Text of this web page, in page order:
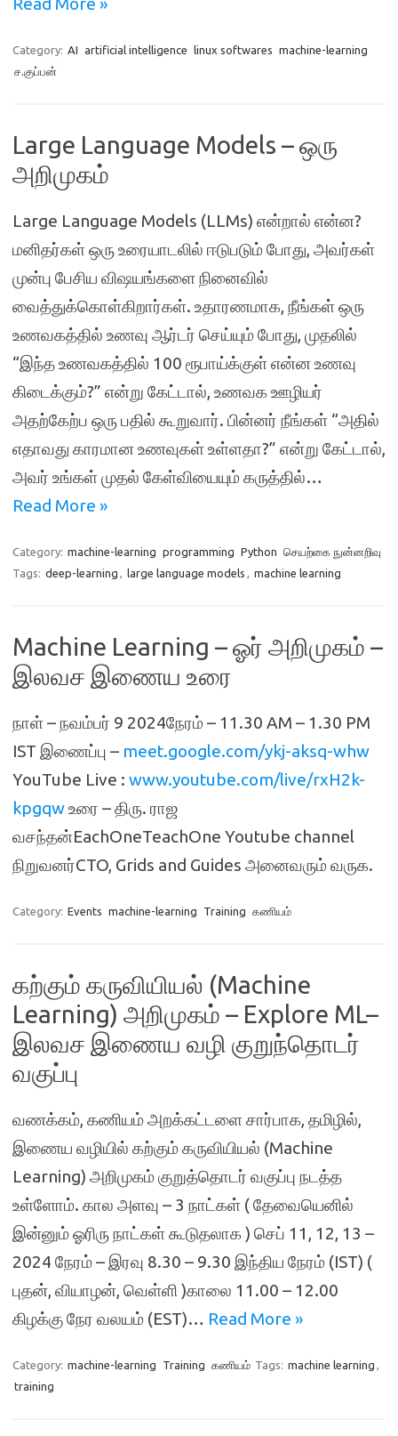
Category: AI artificial intelligence linux softwares machine-learning
ச.குப்பன்
Large Language Models – ஒரு
அறிமுகம்
Large Language Models (LLMs) என்றால் என்ன?
மனிதர்கள் ஒரு உரையாடலில் ஈடுபடும் போது, அவர்கள்
முன்பு பேசிய விஷயங்களை நினைவில்
வைத்துக்கொள்கிறார்கள். உதாரணமாக, நீங்கள் ஒரு
உணவகத்தில் உணவு ஆர்டர் செய்யும் போது, முதலில்
“இந்த உணவகத்தில் 100 ரூபாய்க்குள் என்ன உணவு
கிடைக்கும்?” என்று கேட்டால், உணவக ஊழியர்
அதற்கேற்ப ஒரு பதில் கூறுவார். பின்னர் நீங்கள் “அதில்
எதாவது காரமான உணவுகள் உள்ளதா?” என்று கேட்டால்,
அவர் உங்கள் முதல் கேள்வியையும் கருத்தில்…
Read More »
Category: machine-learning programming Python செயற்கை நுன்னறிவு
Tags: deep-learning , large language models , machine learning
Machine Learning – ஓர் அறிமுகம் –
இலவச இணைய உரை
நாள் – நவம்பர் 9 2024நேரம் – 11.30 AM – 1.30 PM
IST இணைப்பு – meet.google.com/ykj-aksq-whw
YouTube Live : www.youtube.com/live/rxH2k-
kpgqwஉரை – திரு. ராஜ
வசந்தன்EachOneTeachOne Youtube channel
நிறுவனர்CTO, Grids and Guides அனைவரும் வருக.
Category: Events machine-learning Training கணியம்
கற்கும் கருவியியல் (Machine
Learning) அறிமுகம் – Explore ML–
இலவச இணைய வழி குறுந்தொடர்
வகுப்பு
வணக்கம், கணியம் அறக்கட்டளை சார்பாக, தமிழில்,
இணைய வழியில் கற்கும் கருவியியல் (Machine
Learning) அறிமுகம் குறுத்தொடர் வகுப்பு நடத்த
உள்ளோம். கால அளவு – 3 நாட்கள் ( தேவையெனில்
இன்னும் ஓரிரு நாட்கள் கூடுதலாக ) செப் 11, 12, 13 –
2024 நேரம் – இரவு 8.30 – 9.30 இந்திய நேரம் (IST) (
புதன், வியாழன், வெள்ளி )காலை 11.00 – 12.00
கிழக்கு நேர வலயம் (EST)… Read More »
Category: machine-learning Training கணியம் Tags: machine learning ,
training